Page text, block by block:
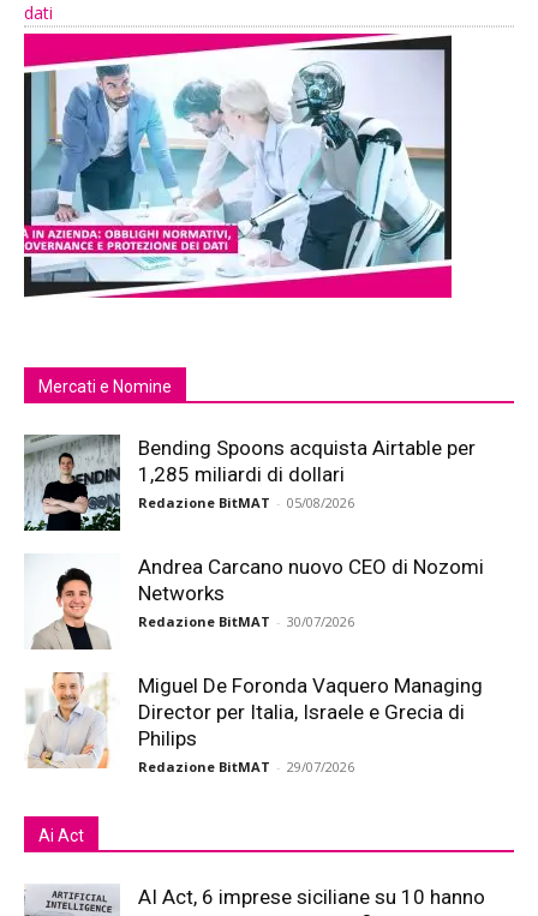
dati
Mercati e Nomine
Bending Spoons acquista Airtable per
1,285 miliardi di dollari
Redazione BitMAT - 05/08/2026
Andrea Carcano nuovo CEO di Nozomi
Networks
Redazione BitMAT - 30/07/2026
Miguel De Foronda Vaquero Managing
Director per Italia, Israele e Grecia di
Philips
Redazione BitMAT - 29/07/2026
Ai Act
AI Act, 6 imprese siciliane su 10 hanno